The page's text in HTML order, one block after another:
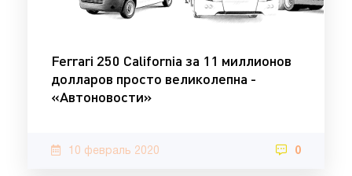
Ferrari 250 California за 11 миллионов
долларов просто великолепна -
«Автоновости»
10 февраль 2020 0